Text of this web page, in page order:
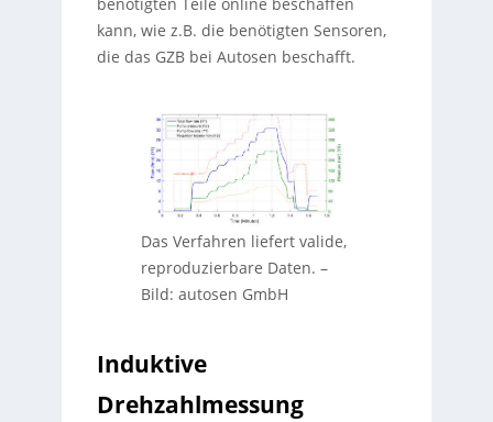
kann, wie z.B. die benötigten Sensoren,
die das GZB bei Autosen beschafft.
Das Verfahren liefert valide,
reproduzierbare Daten. –
Bild: autosen GmbH
Induktive
Drehzahlmessung